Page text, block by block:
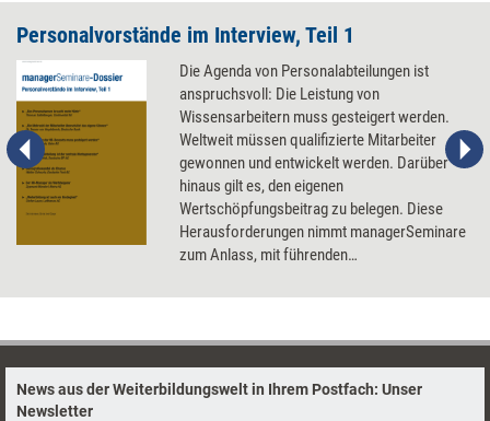
Personalvorstände im Interview, Teil 1
Die Agenda von Personalabteilungen ist
anspruchsvoll: Die Leistung von
Wissensarbeitern muss gesteigert werden.
Weltweit müssen qualifizierte Mitarbeiter
gewonnen und entwickelt werden. Darüber
hinaus gilt es, den eigenen
Wertschöpfungsbeitrag zu belegen. Diese
Herausforderungen nimmt managerSeminare
zum Anlass, mit führenden
News aus der Weiterbildungswelt in Ihrem Postfach: Unser
Newsletter